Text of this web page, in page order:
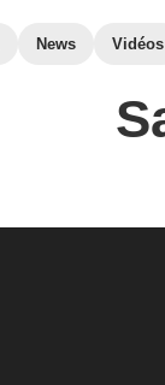
News Vidéos